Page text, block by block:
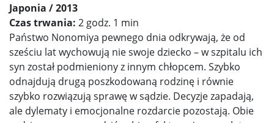
Japonia / 2013
Czas trwania: 2 godz. 1 min
Państwo Nonomiya pewnego dnia odkrywają, że od
sześciu lat wychowują nie swoje dziecko – w szpitalu ich
syn został podmieniony z innym chłopcem. Szybko
odnajdują drugą poszkodowaną rodzinę i równie
szybko rozwiązują sprawę w sądzie. Decyzje zapadają,
ale dylematy i emocjonalne rozdarcie pozostają. Obie